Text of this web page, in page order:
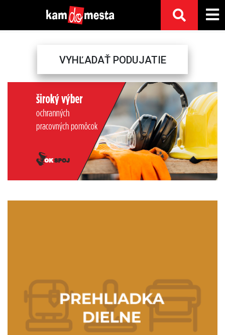
VYHĽADAŤ PODUJATIE
Next